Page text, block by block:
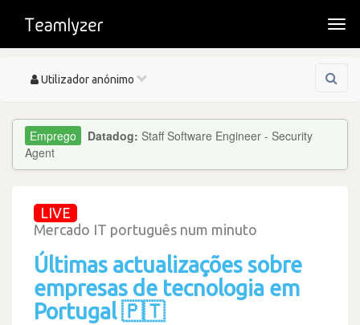
Toggle
Utilizador anónimo
Datadog: Staff Software Engineer - Security
Agent
LIVE
Mercado IT português num minuto
Últimas actualizações sobre
empresas de tecnologia em
Portugal 🇵🇹